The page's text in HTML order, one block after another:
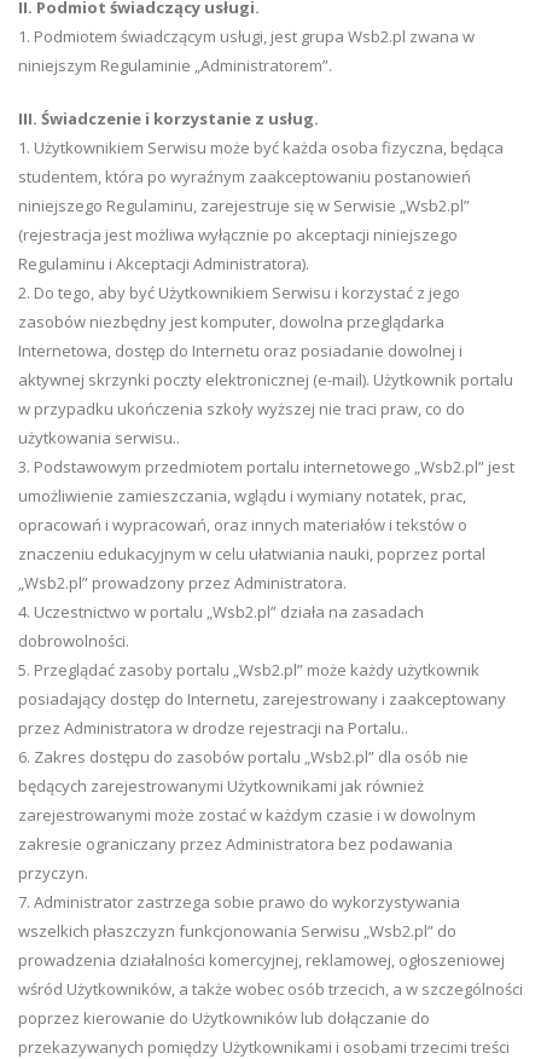
II. Podmiot świadczący usługi.
1. Podmiotem świadczącym usługi, jest grupa Wsb2.pl zwana w
niniejszym Regulaminie „Administratorem”.
III. Świadczenie i korzystanie z usług.
1. Użytkownikiem Serwisu może być każda osoba fizyczna, będąca
studentem, która po wyraźnym zaakceptowaniu postanowień
niniejszego Regulaminu, zarejestruje się w Serwisie „Wsb2.pl”
(rejestracja jest możliwa wyłącznie po akceptacji niniejszego
Regulaminu i Akceptacji Administratora).
2. Do tego, aby być Użytkownikiem Serwisu i korzystać z jego
zasobów niezbędny jest komputer, dowolna przeglądarka
Internetowa, dostęp do Internetu oraz posiadanie dowolnej i
aktywnej skrzynki poczty elektronicznej (e-mail). Użytkownik portalu
w przypadku ukończenia szkoły wyższej nie traci praw, co do
użytkowania serwisu..
3. Podstawowym przedmiotem portalu internetowego „Wsb2.pl” jest
umożliwienie zamieszczania, wglądu i wymiany notatek, prac,
opracowań i wypracowań, oraz innych materiałów i tekstów o
znaczeniu edukacyjnym w celu ułatwiania nauki, poprzez portal
„Wsb2.pl” prowadzony przez Administratora.
4. Uczestnictwo w portalu „Wsb2.pl” działa na zasadach
dobrowolności.
5. Przeglądać zasoby portalu „Wsb2.pl” może każdy użytkownik
posiadający dostęp do Internetu, zarejestrowany i zaakceptowany
przez Administratora w drodze rejestracji na Portalu..
6. Zakres dostępu do zasobów portalu „Wsb2.pl” dla osób nie
będących zarejestrowanymi Użytkownikami jak również
zarejestrowanymi może zostać w każdym czasie i w dowolnym
zakresie ograniczany przez Administratora bez podawania
przyczyn.
7. Administrator zastrzega sobie prawo do wykorzystywania
wszelkich płaszczyzn funkcjonowania Serwisu „Wsb2.pl” do
prowadzenia działalności komercyjnej, reklamowej, ogłoszeniowej
wśród Użytkowników, a także wobec osób trzecich, a w szczególności
poprzez kierowanie do Użytkowników lub dołączanie do
przekazywanych pomiędzy Użytkownikami i osobami trzecimi treści